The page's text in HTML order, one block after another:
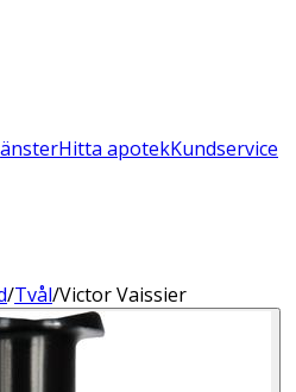
Hitta apotekKundservice
/Tvål/Victor Vaissier